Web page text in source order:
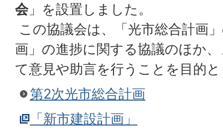
会」を設置しました。
この協議会は、「光市総合計画
画」の進捗に関する協議のほか
て意見や助言を行うことを目的
第2次光市総合計画
「新市建設計画」